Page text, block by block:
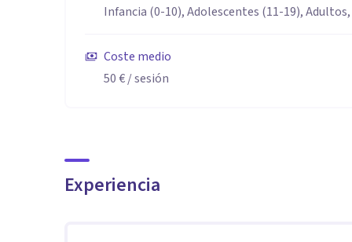
Infancia (0-10), Adolescentes (11-19),
Coste medio
50 €/ sesión
Experiencia